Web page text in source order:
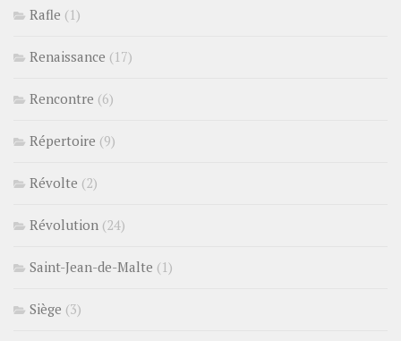
Rafle (1)
Renaissance (17)
Rencontre (6)
Répertoire (9)
Révolte (2)
Révolution (24)
Saint-Jean-de-Malte (1)
Siège (3)